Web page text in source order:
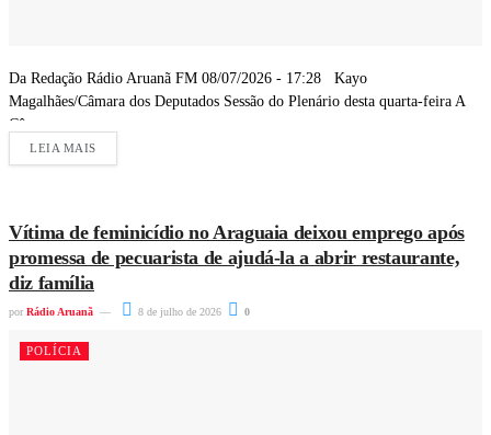
Da Redação Rádio Aruanã FM 08/07/2026 - 17:28 Kayo
Magalhães/Câmara dos Deputados Sessão do Plenário desta quarta-feira A
Câmara...
LEIA MAIS
Vítima de feminicídio no Araguaia deixou emprego após
promessa de pecuarista de ajudá-la a abrir restaurante,
diz família
por Rádio Aruanã 8 de julho de 2026 0
POLÍCIA